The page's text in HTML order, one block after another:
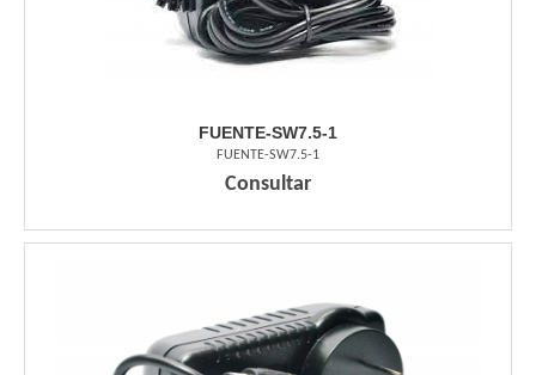
FUENTE-SW7.5-1
FUENTE-SW7.5-1
Consultar